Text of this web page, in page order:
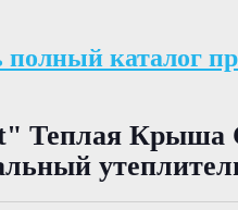
полный каталог
Теплая Крыша